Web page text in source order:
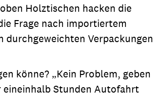
Holztischen hacken die
Frage nach importiertem
Verpackungen
könne? „Kein Problem, geben
eineinhalb Stunden Autofahrt